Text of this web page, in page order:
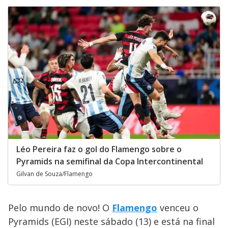
Léo Pereira faz o gol do Flamengo sobre o
Pyramids na semifinal da Copa Intercontinental
Gilvan de Souza/Flamengo
Pelo mundo de novo! O Flamengo venceu o
Pyramids (EGI) neste sábado (13) e está na final